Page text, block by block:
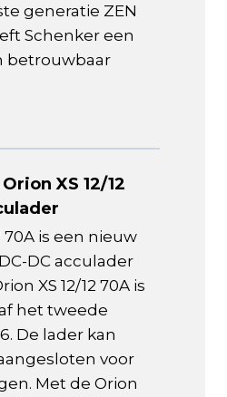
generatie ZEN
Schenker een
betrouwbaar
XS 12/12
70A is een nieuw
DC acculader
XS 12/12 70A is
het tweede
De lader kan
voor
Met de Orion